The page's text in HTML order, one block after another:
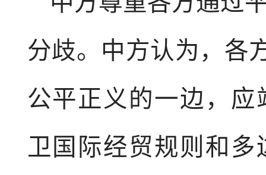
分歧。中方认为，各
公平正义的一边，
卫国际经贸规则和